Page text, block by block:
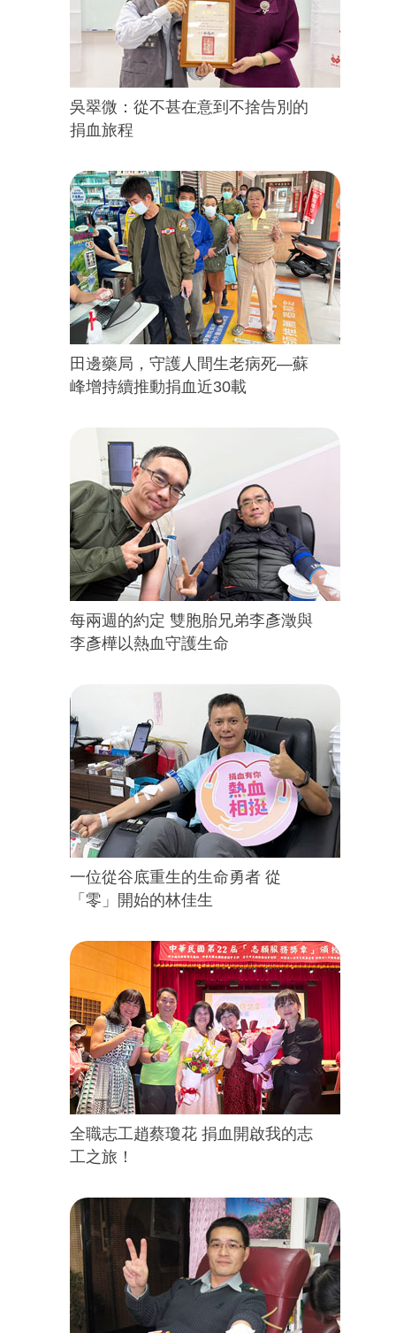
吳翠微：從不甚在意到不捨告別的
捐血旅程
田邊藥局，守護人間生老病死—蘇
峰增持續推動捐血近30載
每兩週的約定 雙胞胎兄弟李彥澂與
李彥樺以熱血守護生命
一位從谷底重生的生命勇者 從
「零」開始的林佳生
全職志工趙蔡瓊花 捐血開啟我的志
工之旅！